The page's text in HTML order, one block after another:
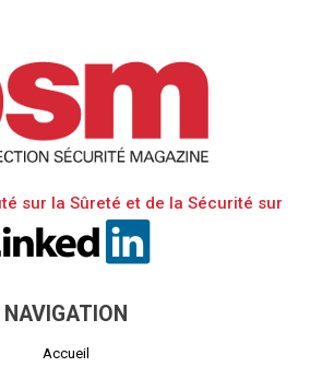
sur la Sûreté et de la Sécurité sur
NAVIGATION
Accueil